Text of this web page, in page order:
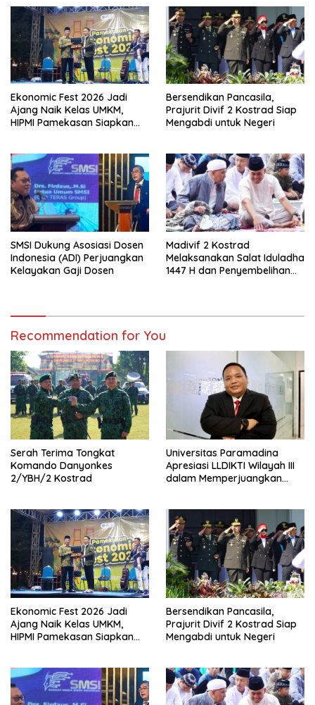
Ekonomic Fest 2026 Jadi
Ajang Naik Kelas UMKM,
HIPMI Pamekasan Siapkan
Bersendikan Pancasila,
Prajurit Divif 2 Kostrad Siap
Mengabdi untuk Negeri
SMSI Dukung Asosiasi Dosen
Indonesia (ADI) Perjuangkan
Kelayakan Gaji Dosen
Madivif 2 Kostrad
Melaksanakan Salat Iduladha
1447 H dan Penyembelihan
Recommendation for You
Serah Terima Tongkat
Komando Danyonkes
2/YBH/2 Kostrad
Universitas Paramadina
Apresiasi LLDIKTI Wilayah III
dalam Memperjuangkan
Ekonomic Fest 2026 Jadi
Ajang Naik Kelas UMKM,
HIPMI Pamekasan Siapkan
Bersendikan Pancasila,
Prajurit Divif 2 Kostrad Siap
Mengabdi untuk Negeri